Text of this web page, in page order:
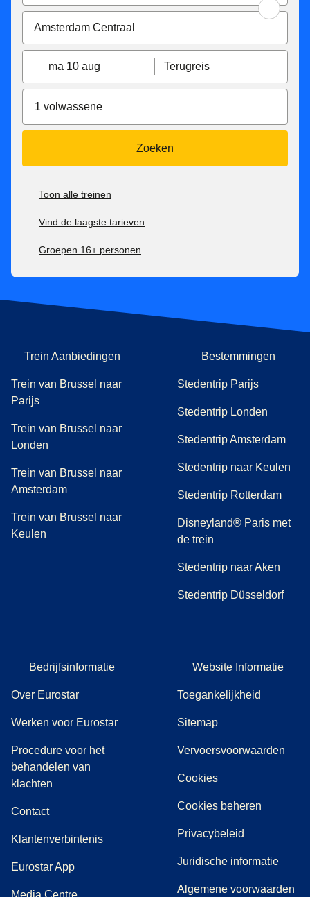
Charles de Gaulle Airport, Aachen Hbf, Koeln Hbf,
Düsseldorf Hbf, Düsseldorf Airport, Duisburg Hbf, Essen
Hbf, Dortmund Hbf. Afhankelijk van beschikbaarheid.
Eurostar Standard en Eurostar Plus tarief tickets zijn:
vertrektijd, daarna zijn ze inwisselbaar tegen een
vergoeding van €15 tot de vertrektijd. Ze kunnen niet
worden omgewisseld nadat de trein is vertrokken.
voor vertrektijd, daarna niet meer terugbetaalbaar.
Tickets voor het Eurostar Premier-tarief zijn:
Inwisselbaar zonder extra kosten tot 1 uur na vertrektijd,
meer.
ma 10 aug Terugreis
1 volwassene
Zoeken
Toon alle treinen
Vind de laagste tarieven
Groepen 16+ personen
Trein Aanbiedingen
Trein van Brussel naar
Parijs
Trein van Brussel naar
Londen
Trein van Brussel naar
Amsterdam
Trein van Brussel naar
Keulen
Bestemmingen
Stedentrip Parijs
Stedentrip Londen
Stedentrip Amsterdam
Stedentrip naar Keulen
Stedentrip Rotterdam
Disneyland® Paris met
de trein
Stedentrip naar Aken
Stedentrip Düsseldorf
Bedrijfsinformatie
Over Eurostar
Werken voor Eurostar
Procedure voor het
behandelen van
klachten
Contact
Klantenverbintenis
Eurostar App
( opent in een nieuwe tab)
Website Informatie
Toegankelijkheid
Sitemap
Vervoersvoorwaarden
Cookies
Cookies beheren
Privacybeleid
Juridische informatie
Algemene voorwaarden